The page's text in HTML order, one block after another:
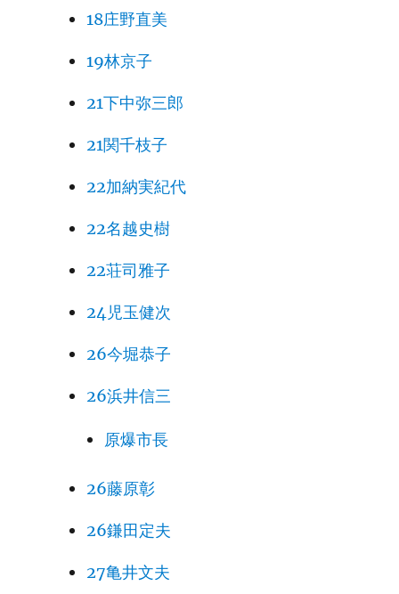
18庄野直美
19林京子
21下中弥三郎
21関千枝子
22加納実紀代
22名越史樹
22荘司雅子
24児玉健次
26今堀恭子
26浜井信三
原爆市長
26藤原彰
26鎌田定夫
27亀井文夫